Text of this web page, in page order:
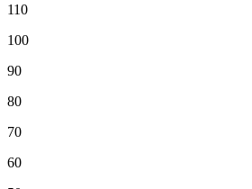
110
100
90
80
70
60